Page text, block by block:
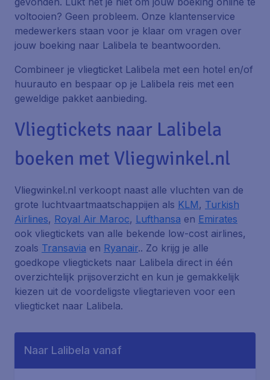
voltooien? Geen probleem. Onze klantenservice
medewerkers staan voor je klaar om vragen over
jouw boeking naar Lalibela te beantwoorden.
Combineer je vliegticket Lalibela met een hotel en/of
huurauto en bespaar op je Lalibela reis met een
geweldige pakket aanbieding.
Vliegtickets naar Lalibela
boeken met Vliegwinkel.nl
Vliegwinkel.nl verkoopt naast alle vluchten van de
grote luchtvaartmaatschappijen als KLM, Turkish
Airlines, Royal Air Maroc, Lufthansa en Emirates
ook vliegtickets van alle bekende low-cost airlines,
zoals Transavia en Ryanair.. Zo krijg je alle
goedkope vliegtickets naar Lalibela direct in één
overzichtelijk prijsoverzicht en kun je gemakkelijk
kiezen uit de voordeligste vliegtarieven voor een
vliegticket naar Lalibela.
Naar Lalibela vanaf